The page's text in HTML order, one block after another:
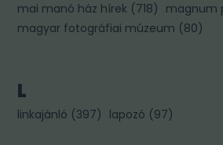
mai manó ház hírek (718) magnum
magyar fotográfiai múzeum (80)
L
linkajánló (397) lapozó (97)